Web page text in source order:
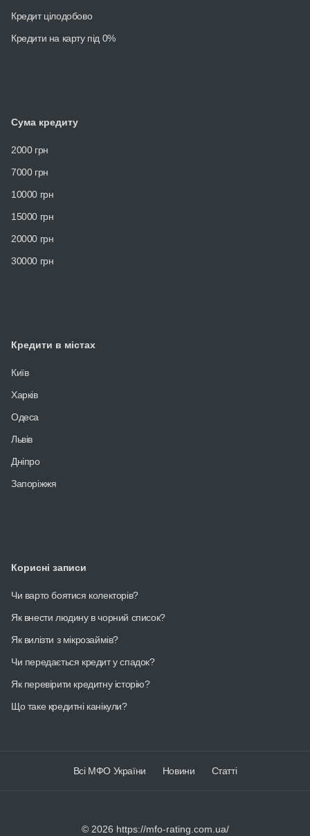
Кредит цілодобово
Кредити на карту під 0%
Сума кредиту
2000 грн
7000 грн
10000 грн
15000 грн
20000 грн
30000 грн
Кредити в містах
Київ
Харків
Одеса
Львів
Дніпро
Запоріжжя
Корисні записи
Чи варто боятися колекторів?
Як внести людину в чорний список?
Як вилізти з мікрозаймів?
Чи передається кредит у спадок?
Як перевірити кредитну історію?
Що таке кредитні канікули?
Всі МФО України Новини Статті
© 2026 https://mfo-rating.com.ua/